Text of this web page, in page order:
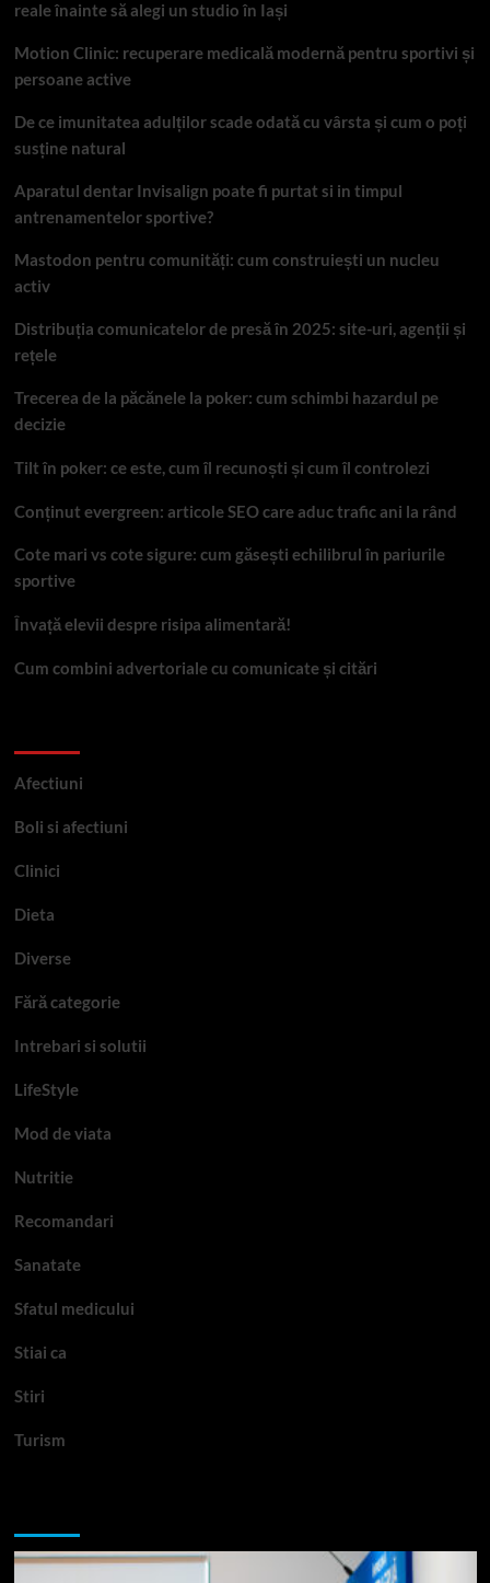
reale înainte să alegi un studio în Iași
Motion Clinic: recuperare medicală modernă pentru sportivi și
persoane active
De ce imunitatea adulților scade odată cu vârsta și cum o poți
susține natural
Aparatul dentar Invisalign poate fi purtat si in timpul
antrenamentelor sportive?
Mastodon pentru comunități: cum construiești un nucleu
activ
Distribuția comunicatelor de presă în 2025: site-uri, agenții și
rețele
Trecerea de la păcănele la poker: cum schimbi hazardul pe
decizie
Tilt în poker: ce este, cum îl recunoști și cum îl controlezi
Conținut evergreen: articole SEO care aduc trafic ani la rând
Cote mari vs cote sigure: cum găsești echilibrul în pariurile
sportive
Învață elevii despre risipa alimentară!
Cum combini advertoriale cu comunicate și citări
Afectiuni
Boli si afectiuni
Clinici
Dieta
Diverse
Fără categorie
Intrebari si solutii
LifeStyle
Mod de viata
Nutritie
Recomandari
Sanatate
Sfatul medicului
Stiai ca
Stiri
Turism